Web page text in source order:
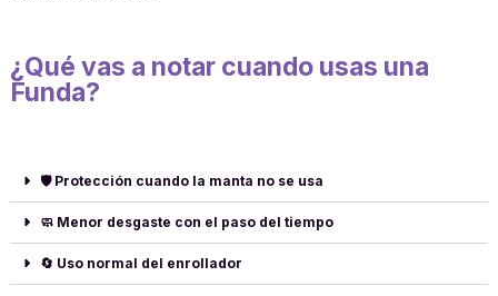
¿Qué vas a notar cuando usas una
Funda?
🛡️ Protección cuando la manta no se usa
🧼 Menor desgaste con el paso del tiempo
🔄 Uso normal del enrollador